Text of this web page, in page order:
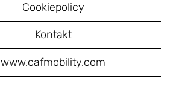
Cookiepolicy
Kontakt
www.cafmobility.com